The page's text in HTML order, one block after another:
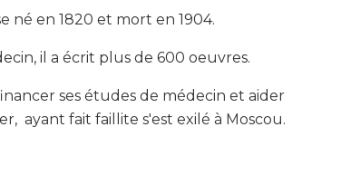
né en 1820 et mort en 1904.
il a écrit plus de 600 oeuvres.
ses études de médecin et aider
ayant fait faillite s'est exilé à Moscou.